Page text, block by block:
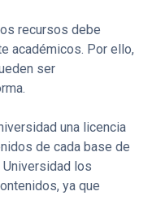
recursos debe
académicos. Por ello,
ser
una licencia
de cada base de
los
ya que